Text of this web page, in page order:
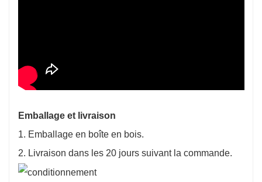
Emballage et livraison
1. Emballage en boîte en bois.
2. Livraison dans les 20 jours suivant la commande.